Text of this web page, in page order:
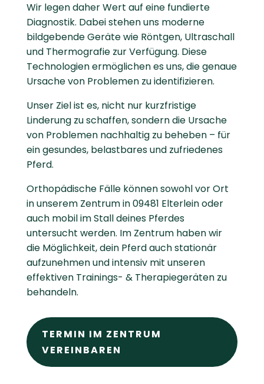
Wir legen daher Wert auf eine fundierte
Diagnostik. Dabei stehen uns moderne
bildgebende Geräte wie Röntgen, Ultraschall
und Thermografie zur Verfügung. Diese
Technologien ermöglichen es uns, die genaue
Ursache von Problemen zu identifizieren.
Unser Ziel ist es, nicht nur kurzfristige
Linderung zu schaffen, sondern die Ursache
von Problemen nachhaltig zu beheben – für
ein gesundes, belastbares und zufriedenes
Pferd.
Orthopädische Fälle können sowohl vor Ort
in unserem Zentrum in 09481 Elterlein oder
auch mobil im Stall deines Pferdes
untersucht werden. Im Zentrum haben wir
die Möglichkeit, dein Pferd auch stationär
aufzunehmen und intensiv mit unseren
effektiven Trainings- & Therapiegeräten zu
behandeln.
TERMIN IM ZENTRUM
VEREINBAREN